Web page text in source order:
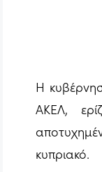
Η
ΑΚΕΛ,
κυπριακό.